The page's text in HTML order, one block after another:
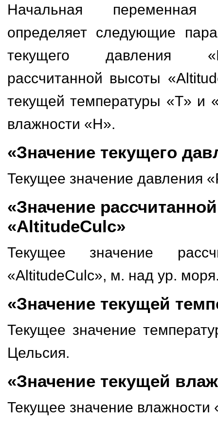
Начальная
определяет следующие
текущего давления
рассчитанной высоты
текущей температуры «T» и
влажности «H».
«Значение текущего
Текущее значение давления
«Значение
«AltitudeCulc»
Текущее значение
«AltitudeCulc», м. над ур.
«Значение текущей
Текущее значение
Цельсия.
«Значение текущей
Текущее значение влажности